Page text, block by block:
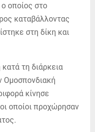
οποίος στο
καταβάλλοντας
στη δίκη και
τη διάρκεια
Ομοσπονδιακή
κίνησε
οποίοι προχώρησαν